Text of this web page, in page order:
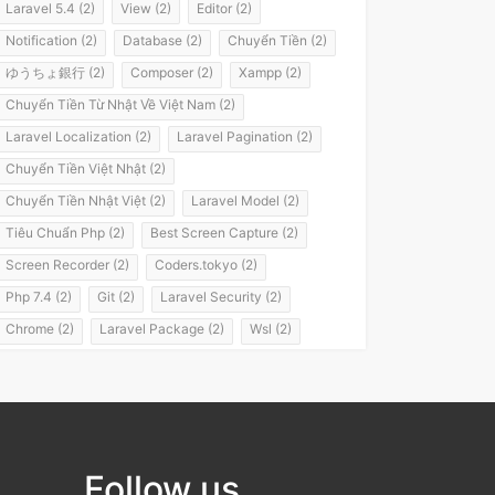
Laravel 5.4 (2)
View (2)
Editor (2)
Notification (2)
Database (2)
Chuyển Tiền (2)
ゆうちょ銀行 (2)
Composer (2)
Xampp (2)
Chuyển Tiền Từ Nhật Về Việt Nam (2)
Laravel Localization (2)
Laravel Pagination (2)
Chuyển Tiền Việt Nhật (2)
Chuyển Tiền Nhật Việt (2)
Laravel Model (2)
Tiêu Chuẩn Php (2)
Best Screen Capture (2)
Screen Recorder (2)
Coders.tokyo (2)
Php 7.4 (2)
Git (2)
Laravel Security (2)
Chrome (2)
Laravel Package (2)
Wsl (2)
Luyện Nói Tiếng Nhật (1)
Shadowing (1)